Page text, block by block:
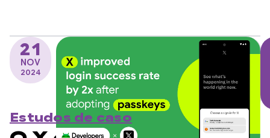
21
NOV
2024
Estudos de caso